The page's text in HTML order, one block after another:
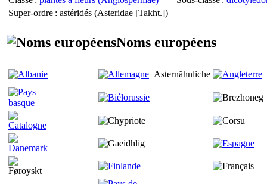
Super-ordre : astéridés (Asteridae [Takht.])
Noms européens
Asternähnliche